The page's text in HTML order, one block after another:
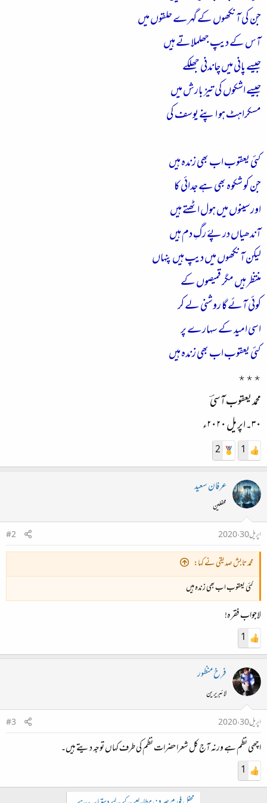
جن کی آنکھوں کے گہرے حلقوں میں
آس کے دیپ جھلملاتے ہیں
جیسے پانی میں چاندنی جھلکے
جیسے اشکوں کی تیز بارش میں
مسکراہٹ ہو اپنے یوسف کی
کئی یعقوب اب بھی زندہ ہیں
جن کو شکوہ بھی ہے جدائی کا
اور سینوں میں ہول اٹھتے ہیں
آندھیاں در پۓ رگِ دم ہیں
لیکن آنکھوں میں دیپ ہیں پنہاں
منتظر ہیں مگر قمیصوں کے
کوئی آئے گا روشنی لے کر
اسی امید کے سہارے پر
کئی یعقوب اب بھی زندہ ہیں
٭٭٭
محمد یعقوب آسیؔ
۳۰۔اپریل ۲۰۲۰ء
1
2
عرفان سعید
محفلین
اپریل 30، 2020
#2
محمد تابش صدیقی نے کہا:
کئی یعقوب اب بھی زندہ ہیں
لاجواب فقرہ!
1
فرخ منظور
لائبریرین
اپریل 30، 2020
#3
اچھی نظم ہے ورنہ آج کل شعرا حضرات نظم کی طرف کہاں توجہ دیتے ہیں۔
1